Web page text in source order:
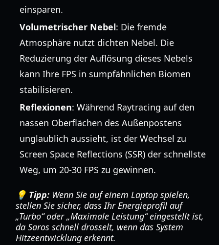
einsparen.
Volumetrischer Nebel: Die fremde
Atmosphäre nutzt dichten Nebel. Die
Reduzierung der Auflösung dieses Nebels
kann Ihre FPS in sumpfähnlichen Biomen
stabilisieren.
Reflexionen: Während Raytracing auf den
nassen Oberflächen des Außenpostens
unglaublich aussieht, ist der Wechsel zu
Screen Space Reflections (SSR) der schnellste
Weg, um 20-30 FPS zu gewinnen.
💡 Tipp: Wenn Sie auf einem Laptop spielen,
stellen Sie sicher, dass Ihr Energieprofil auf
„Turbo“ oder „Maximale Leistung“ eingestellt ist,
da Saros schnell drosselt, wenn das System
Hitzeentwicklung erkennt.